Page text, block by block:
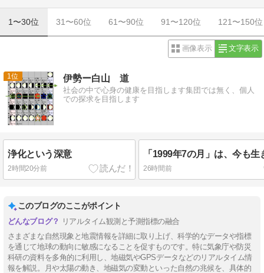
1〜30位 31〜60位 61〜90位 91〜120位 121〜150位
画像表示 文字表示
1 伊勢ー白山 道
社会の中で心身の健康を目指します集団では無く、個人
での探求を目指します
浄化という深意
2時間20分前
「1999年7の月」は、今も生
26時間前
このブログのここがポイント
リアルタイム観測と予測指標の融合
さまざまな自然現象と地震情報を詳細に取り上げ、科学的なデータや指標
を通じて地球の動向に敏感になることを促すものです。特に気象庁や防災
科研の資料を多角的に利用し、地磁気やGPSデータなどのリアルタイム情
報を解説。月や太陽の動き、地磁気の変動といった自然の兆候を、具体的